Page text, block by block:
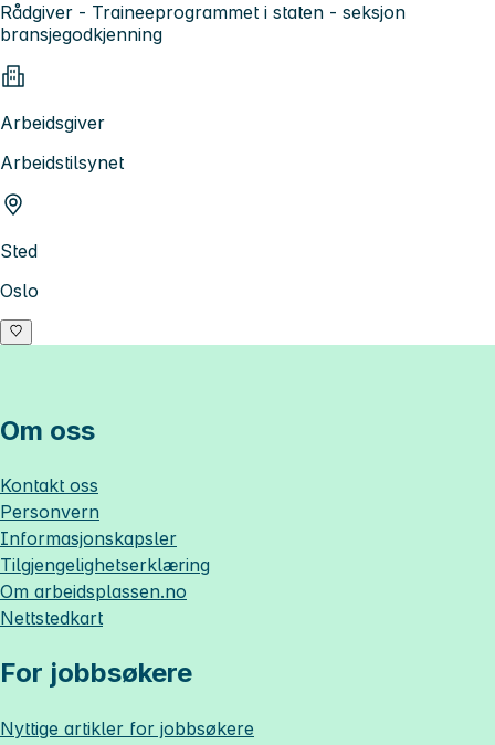
Rådgiver - Traineeprogrammet i staten - seksjon
bransjegodkjenning
Arbeidsgiver
Arbeidstilsynet
Sted
Oslo
Om oss
Kontakt oss
Personvern
Informasjonskapsler
Tilgjengelighetserklæring
Om arbeidsplassen.no
Nettstedkart
For jobbsøkere
Nyttige artikler for jobbsøkere